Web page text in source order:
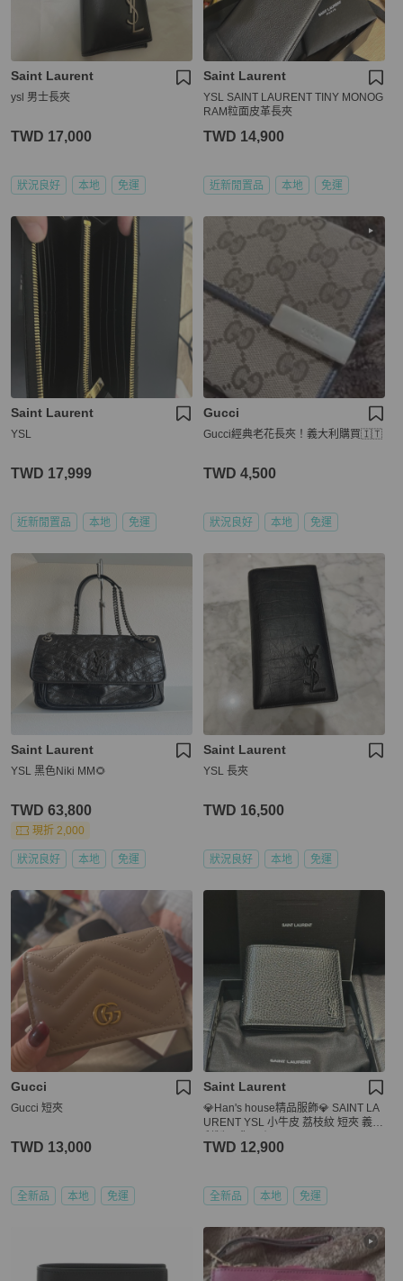
Saint Laurent
ysl 男士長夾
TWD 17,000
狀況良好 本地 免運
Saint Laurent
YSL SAINT LAURENT TINY MONOG
RAM粒面皮革長夾
TWD 14,900
近新閒置品 本地 免運
Saint Laurent
YSL
TWD 17,999
近新閒置品 本地 免運
Gucci
Gucci經典老花長夾！義大利購買🇮🇹
TWD 4,500
狀況良好 本地 免運
Saint Laurent
YSL 黑色Niki MM🌻
TWD 63,800
現折 2,000
狀況良好 本地 免運
Saint Laurent
YSL 長夾
TWD 16,500
狀況良好 本地 免運
Gucci
Gucci 短夾
TWD 13,000
全新品 本地 免運
Saint Laurent
💎Han's house精品服飾💎 SAINT LA
URENT YSL 小牛皮 荔枝紋 短夾 義大
TWD 12,900
全新品 本地 免運